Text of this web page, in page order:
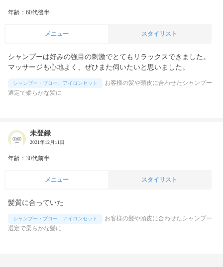
年齢：60代後半
メニュー スタイリスト
シャンプーは好みの強目の刺激でとてもリラックスできました。
マッサージも心地よく、ぜひまた伺いたいと思いました。
シャンプー・ブロー、アイロンセット
お客様の髪や頭皮に合わせたシャンプー
選定で柔らかな髪に
未登録
2021年12月11日
年齢：30代前半
メニュー スタイリスト
髪質に合っていた
シャンプー・ブロー、アイロンセット
お客様の髪や頭皮に合わせたシャンプー
選定で柔らかな髪に